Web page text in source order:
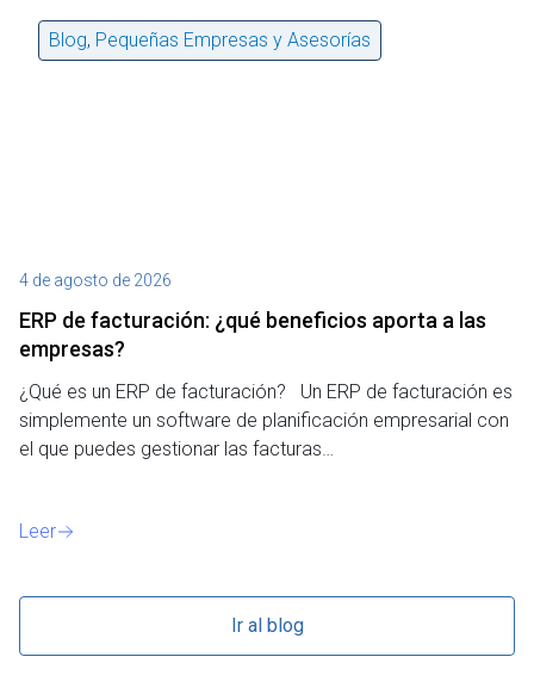
Blog, Pequeñas Empresas y Asesorías
4 de agosto de 2026
ERP de facturación​: ¿qué beneficios aporta a las
empresas?
¿Qué es un ERP de facturación? Un ERP de facturación es
simplemente un software de planificación empresarial con
el que puedes gestionar las facturas…
Leer
Ir al blog